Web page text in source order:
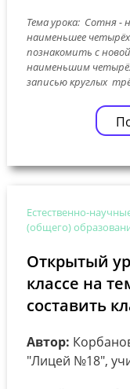
Тема урока: Сотня -
наименьшее
познакомить с
наименьшим
записью круглых
Естественно-
(общего)
Открытый
классе на
составить
Автор:
"Лицей №18",